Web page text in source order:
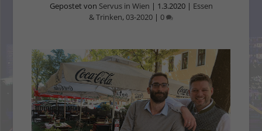
Gepostet von Servus in Wien | 1.3.2020| Essen
& Trinken,03-2020 | 0